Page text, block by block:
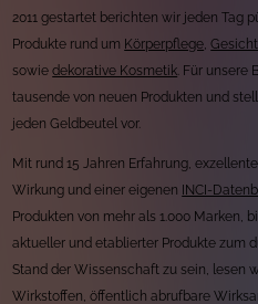
2011 gestartet berichten wir jeden Tag
Produkte rund um Körperpflege,
sowiedekorative Kosmetik. Für unsere
tausende von neuen Produkten und
jeden Geldbeutel vor.
Mit rund 15 Jahren Erfahrung,
Wirkung und einer eigenen
INCI-
Produkten von mehr als 1.000 Marken,
aktueller und etablierter Produkte zum
Stand der Wissenschaft zu sein, lesen
Wirkstoffen, öffentlich abrufbare